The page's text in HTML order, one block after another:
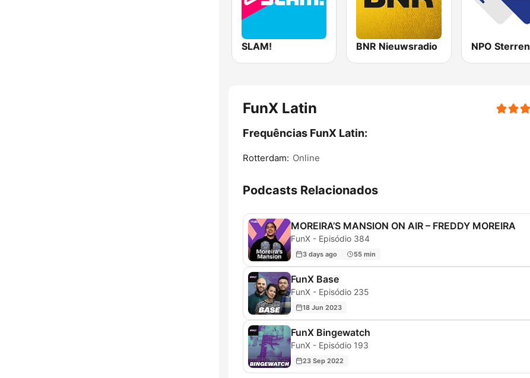
SLAM! BNR Nieuwsradio NPO Sterren
FunX Latin
Frequências FunX Latin:
Rotterdam: Online
Podcasts Relacionados
MOREIRA’S MANSION ON AIR – FREDDY MOREIRA
FunX - Episódio 384
3 days ago 55 min
FunX Base
FunX - Episódio 235
18 Jun 2023
FunX Bingewatch
FunX - Episódio 193
23 Sep 2022